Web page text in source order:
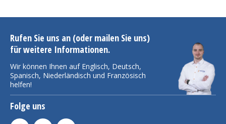
Rufen Sie uns an (oder mailen Sie uns)
für weitere Informationen.
Wir können Ihnen auf Englisch, Deutsch,
Spanisch, Niederländisch und Französisch
helfen!
Folge uns